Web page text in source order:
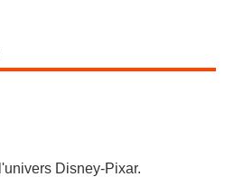
Disney-Pixar.